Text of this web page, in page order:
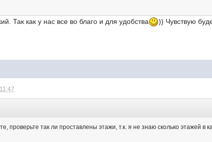
Так как у нас все во благо и для удобства )) Чувствую
проверьте так ли проставлены этажи, т.к. я не знаю сколько этажей в